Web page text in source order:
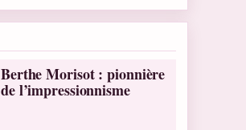
Berthe Morisot : pionnière
de l’impressionnisme